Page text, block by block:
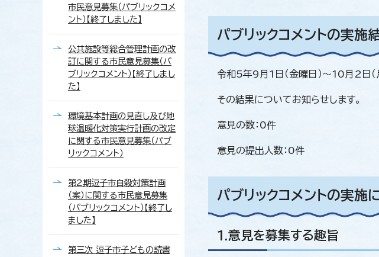
パブリックコメントの実施
令和5年9月1日（金曜日）～10月2日（
その結果についてお知らせします。
意見の数：0件
意見の提出人数：0件
パブリックコメントの実施
1.意見を募集する趣旨
市民意見募集（パブリックコメ
ント）【終了しました】
公共施設等総合管理計画の改
訂に関する市民意見募集（パ
ブリックコメント）【終了しまし
た】
環境基本計画の見直し及び地
球温暖化対策実行計画の改定
に関する市民意見募集（パブ
リックコメント）
第2期逗子市自殺対策計画
（案）に関する市民意見募集
（パブリックコメント）【終了し
ました】
第三次 逗子市子どもの読書